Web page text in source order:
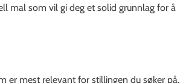
mal som vil gi deg et solid grunnlag for å
er mest relevant for stillingen du søker på.